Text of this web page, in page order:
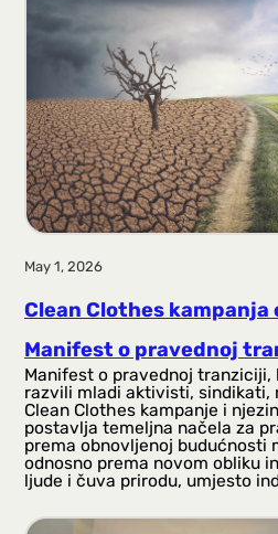
May 1, 2026
Clean Clothes kampanja
Manifest o pravednoj
Manifest o pravednoj tranziciji,
razvili mladi aktivisti, sindikati,
Clean Clothes kampanje i
postavlja temeljna načela za
prema obnovljenoj budućnosti
odnosno prema novom obliku
ljude i čuva prirodu, umjesto